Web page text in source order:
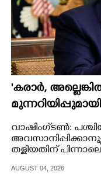
'കരാർ,
വാഷിംഗ്‌ടൺ:
തള്ളിയതിന്
AUGUST 04, 2026